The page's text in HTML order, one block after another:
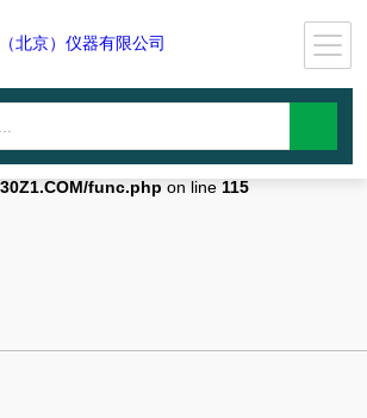
left on device in
qhdybl.com/cache/69/58c11/
No such file or directory in
func.php on line 115